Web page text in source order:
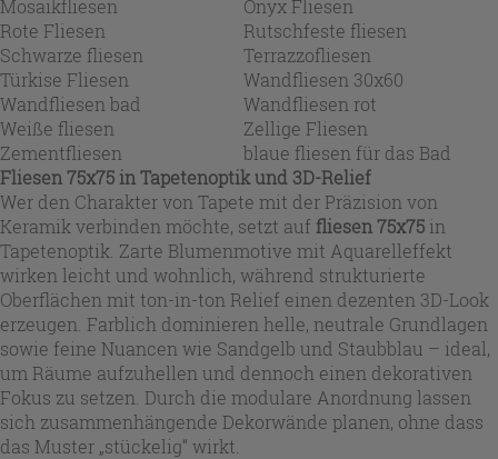
Mosaikfliesen
Onyx Fliesen
Rote Fliesen
Rutschfeste fliesen
Schwarze fliesen
Terrazzofliesen
Türkise Fliesen
Wandfliesen 30x60
Wandfliesen bad
Wandfliesen rot
Weiße fliesen
Zellige Fliesen
Zementfliesen
blaue fliesen für das Bad
Fliesen 75x75 in Tapetenoptik und 3D-Relief
Wer den Charakter von Tapete mit der Präzision von
Keramik verbinden möchte, setzt auf fliesen 75x75 in
Tapetenoptik. Zarte Blumenmotive mit Aquarelleffekt
wirken leicht und wohnlich, während strukturierte
Oberflächen mit ton-in-ton Relief einen dezenten 3D-Look
erzeugen. Farblich dominieren helle, neutrale Grundlagen
sowie feine Nuancen wie Sandgelb und Staubblau – ideal,
um Räume aufzuhellen und dennoch einen dekorativen
Fokus zu setzen. Durch die modulare Anordnung lassen
sich zusammenhängende Dekorwände planen, ohne dass
das Muster „stückelig“ wirkt.